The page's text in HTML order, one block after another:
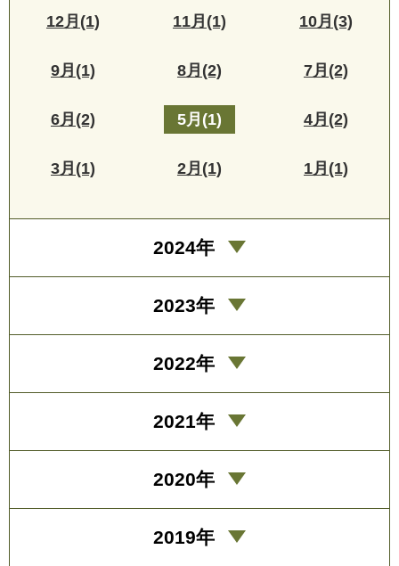
12月(1) 11月(1) 10月(3)
9月(1) 8月(2) 7月(2)
6月(2) 5月(1) 4月(2)
3月(1) 2月(1) 1月(1)
2024年
2023年
2022年
2021年
2020年
2019年